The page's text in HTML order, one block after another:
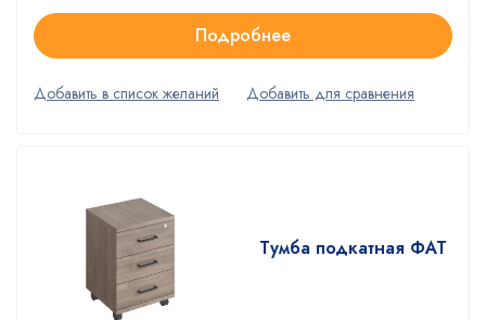
Подробнее
Тумба подкатная ФАТ